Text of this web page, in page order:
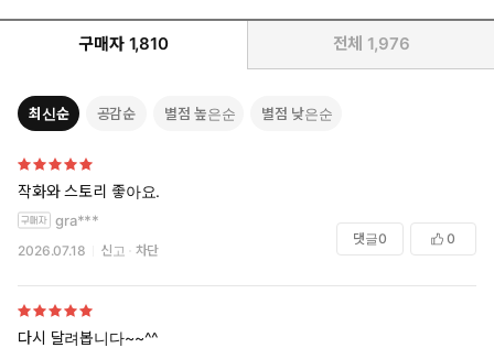
구매자 1,810 전체 1,976
최신순 공감순 별점 높은순 별점 낮은순
작화와 스토리 좋아요.
gra***
2026.07.18 신고 차단
댓글0 0
다시 달려봅니다~~^^